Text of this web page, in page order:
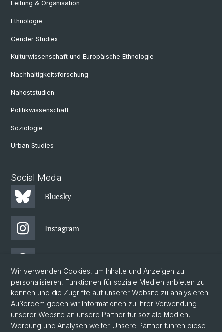
Leitung & Organisation
Ethnologie
Gender Studies
Kulturwissenschaft und Europäische Ethnologie
Nachhaltigkeitsforschung
Nahoststudien
Politikwissenschaft
Soziologie
Urban Studies
Social Media
Bluesky
Instagram
Facebook
Newsletter
Wir verwenden Cookies, um Inhalte und Anzeigen zu
personalisieren, Funktionen für soziale Medien anbieten zu
können und die Zugriffe auf unserer Website zu analysieren.
Außerdem geben wir Informationen zu Ihrer Verwendung
unserer Website an unsere Partner für soziale Medien,
Werbung und Analysen weiter. Unsere Partner führen diese